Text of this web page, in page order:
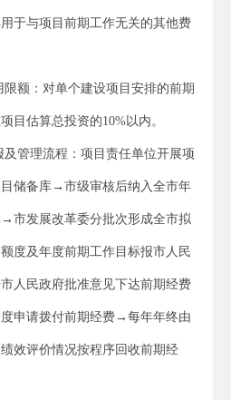
于与项目前期工作无关的其他费
限额：对单个建设项目安排的前期
目估算总投资的10%以内。
及管理流程：项目责任单位开展项
储备库→市级审核后纳入全市年
市发展改革委分批次形成全市拟
度及年度前期工作目标报市人民
人民政府批准意见下达前期经费
申请拨付前期经费→每年年终由
效评价情况按程序回收前期经